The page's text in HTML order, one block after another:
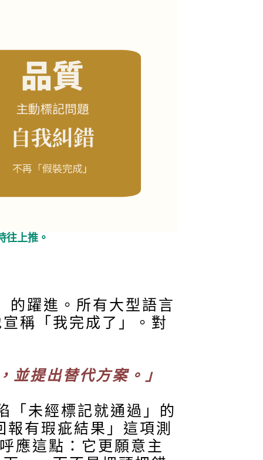
往上推。
躍進。所有大型語言
稱「我完成了」。對
提出替代方案。」
未經標記就通過」的
有瑕疵結果」這項測
應這點：它更願意主